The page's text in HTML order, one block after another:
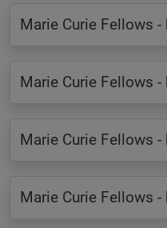
Marie Curie Fellows
Marie Curie Fellows
Marie Curie Fellows -
Marie Curie Fellows